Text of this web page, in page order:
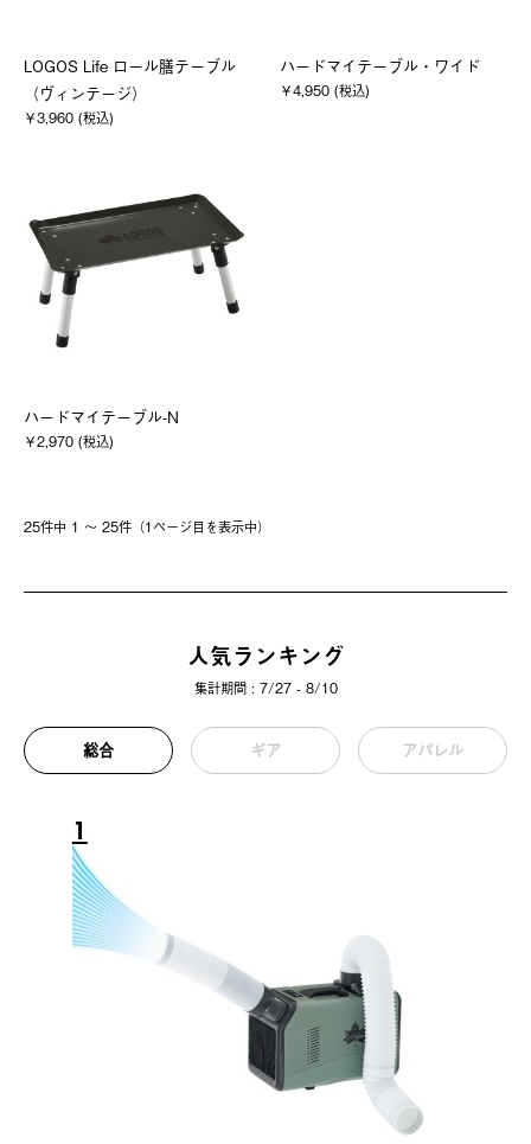
LOGOS Life ロール膳テーブル
（ヴィンテージ）
￥3,960 (税込)
ハードマイテーブル・ワイド
￥4,950 (税込)
ハードマイテーブル-N
￥2,970 (税込)
25件中 1 〜 25件（1ページ⽬を表⽰中）
人気ランキング
集計期間 : 7/27 - 8/10
総合 ギア アパレル
1